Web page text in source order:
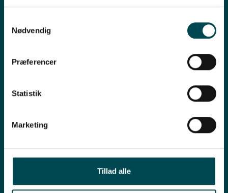
Nødvendig
Præferencer
Statistik
Marketing
Tillad alle
Akut indsats efter påkørsel
Læs mere om denne titel